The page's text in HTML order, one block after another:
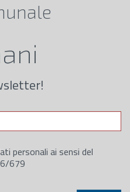
personali ai sensi del
679